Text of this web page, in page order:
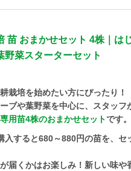
苗 おまかせセット 4株｜は
野菜スターターセット
栽培を始めたい方にぴったり！
ブや葉野菜を中心に、スタッフ
用苗4株のおまかせセットです。
入すると680～880円の苗を、セ
届くかはお楽しみ！新しい味や